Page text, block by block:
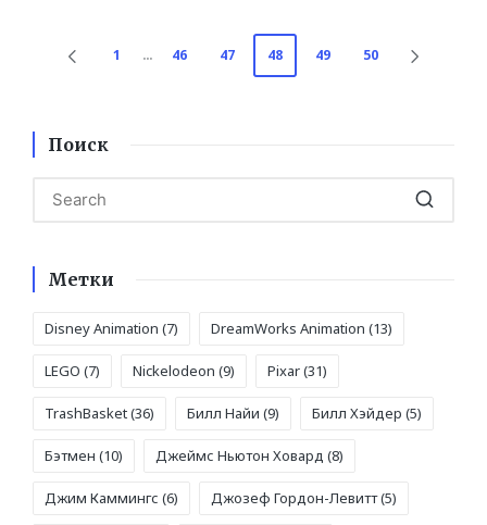
Навигация
записям
PREVIOUS
1 … 46 47 48 49 50
Поиск
Метки
Disney Animation (7) DreamWorks Animation (13)
LEGO (7) Nickelodeon (9) Pixar(31)
TrashBasket(36) Билл Найи (9) Билл Хэйдер (5)
Бэтмен (10) Джеймс Ньютон Ховард (8)
Джим Каммингс (6) Джозеф Гордон-Левитт(5)